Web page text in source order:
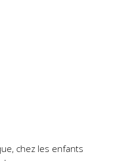
chez les enfants